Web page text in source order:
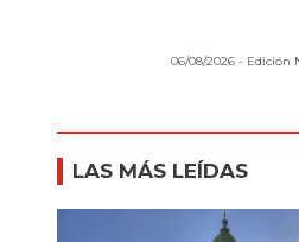
06/08/2026 - Edición
LAS MÁS LEÍDAS